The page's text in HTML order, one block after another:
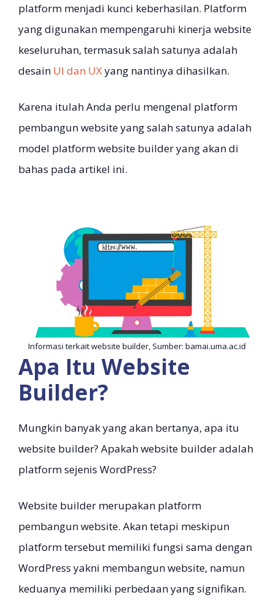
platform menjadi kunci keberhasilan. Platform
yang digunakan mempengaruhi kinerja website
keseluruhan, termasuk salah satunya adalah
desain UI dan UXyang nantinya dihasilkan.
Karena itulah Anda perlu mengenal platform
pembangun website yang salah satunya adalah
model platform website builder yang akan di
bahas pada artikel ini.
Informasi terkait website builder, Sumber: bamai.uma.ac.id
Apa Itu Website
Builder?
Mungkin banyak yang akan bertanya, apa itu
website builder? Apakah website builder adalah
platform sejenis WordPress?
Website builder merupakan platform
pembangun website. Akan tetapi meskipun
platform tersebut memiliki fungsi sama dengan
WordPress yakni membangun website, namun
keduanya memiliki perbedaan yang signifikan.